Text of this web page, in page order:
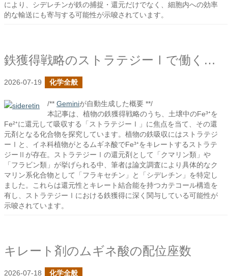
により、シデレチンが鉄の捕捉・還元だけでなく、細胞内への効率
的な輸送にも寄与する可能性が示唆されています。
鉄獲得戦略のストラテジーⅠで働く化合物は何か？
2026-07-19 化学全般
/** Geminiが自動生成した概要 **/
本記事は、植物の鉄獲得戦略のうち、土壌中のFe³⁺を
Fe²⁺に還元して吸収する「ストラテジーⅠ」に焦点を当て、その還
元剤となる化合物を探究しています。植物の鉄吸収にはストラテジ
ーⅠと、イネ科植物がとるムギネ酸でFe³⁺をキレートするストラテ
ジーⅡが存在。ストラテジーⅠの還元剤として「クマリン類」や
「フラビン類」が挙げられる中、筆者は論文調査により具体的なク
マリン系化合物として「フラキセチン」と「シデレチン」を特定し
ました。これらは還元性とキレート結合能を持つカテコール構造を
有し、ストラテジーⅠにおける鉄獲得に深く関与している可能性が
示唆されています。
キレート剤のムギネ酸の配位座数
2026-07-18 化学全般